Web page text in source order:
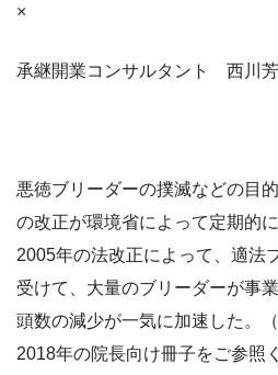
×
承継開業コンサルタント 西川
悪徳ブリーダーの撲滅などの目
の改正が環境省によって定期的
2005年の法改正によって、適法
受けて、大量のブリーダーが事
頭数の減少が一気に加速した。
2018年の院長向け冊子をご参照